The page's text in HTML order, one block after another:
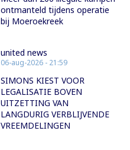
ontmanteld tijdens operatie
bij Moeroekreek
united news
06-aug-2026 - 21:59
SIMONS KIEST VOOR
LEGALISATIE BOVEN
UITZETTING VAN
LANGDURIG VERBLIJVENDE
VREEMDELINGEN